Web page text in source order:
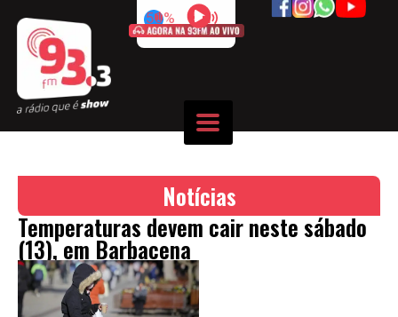
50%
Notícias
Temperaturas devem cair neste sábado
(13), em Barbacena